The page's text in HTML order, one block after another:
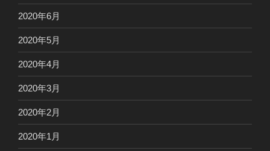
2020年6月
2020年5月
2020年4月
2020年3月
2020年2月
2020年1月